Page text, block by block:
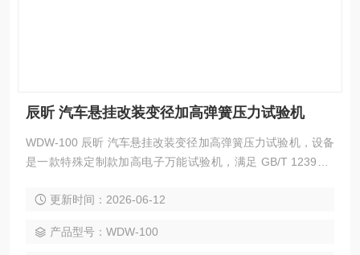
辰昕 汽车悬挂改装变径加高弹簧压力试验机
WDW-100 辰昕 汽车悬挂改装变径加高弹簧压力试验机，设备
是一款特殊定制款加高电子万能试验机，满足 GB/T 1239、J
弹簧产品提供精准的力学性能验证。设备配备全封闭安全防护
间，可适配超长规格弹簧的全行程压缩测试。
更新时间：2026-06-12
产品型号：WDW-100